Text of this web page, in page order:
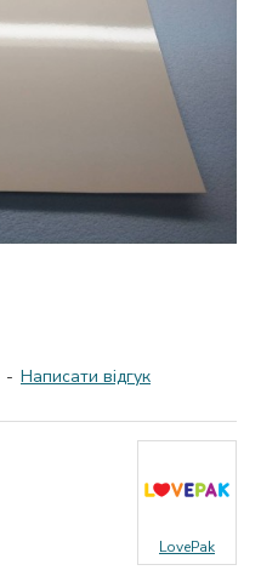
- Написати відгук
LovePak